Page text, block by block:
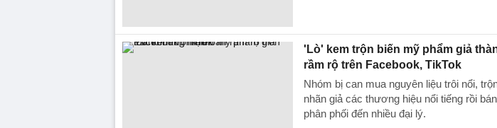
'Lò' kem trộn biến mỹ phẩm giả
rầm rộ trên Facebook, TikTok
Nhóm bị can mua nguyên liệu trôi nổi,
nhãn giả các thương hiệu nổi tiếng rồi
phân phối đến nhiều đại lý.